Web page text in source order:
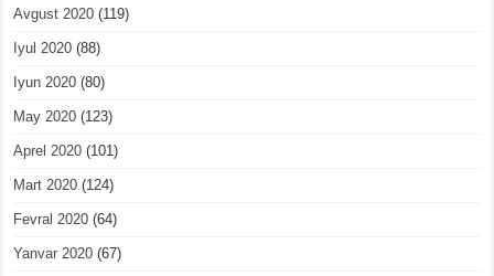
Avgust 2020 (119)
Iyul 2020 (88)
Iyun 2020 (80)
May 2020 (123)
Aprel 2020 (101)
Mart 2020 (124)
Fevral 2020 (64)
Yanvar 2020 (67)